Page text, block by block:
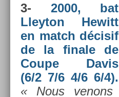
3- 2000, bat
Lleyton Hewitt
en match décisif
de la fin­ale de
Coupe Davis
(6/2 7/6 4/6 6/4).
« Nous venons